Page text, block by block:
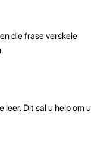
die frase verskeie
Dit sal u help om u